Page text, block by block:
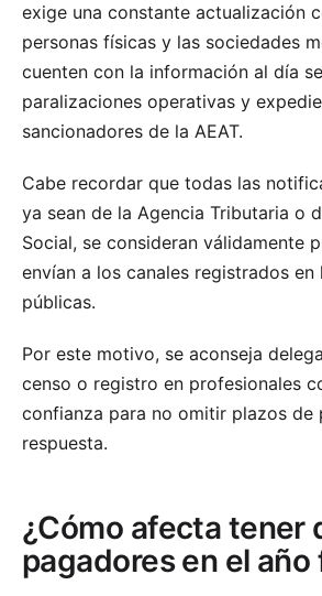
exige una constante actualización
personas físicas y las sociedades
cuenten con la información al día
paralizaciones operativas y
sancionadores de la AEAT.
Cabe recordar que todas las
ya sean de la Agencia Tributaria o
Social, se consideran válidamente
envían a los canales registrados
públicas.
Por este motivo, se aconseja
censo o registro en profesionales
confianza para no omitir plazos de
respuesta.
¿Cómo afecta tener
pagadores en el año